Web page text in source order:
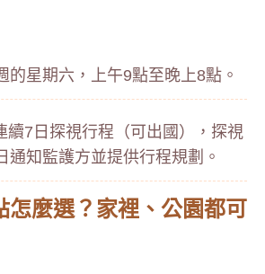
的星期六，上午9點至晚上8點。
續7日探視行程（可出國），探視
通知監護方並提供行程規劃。
怎麼選？家裡、公園都可